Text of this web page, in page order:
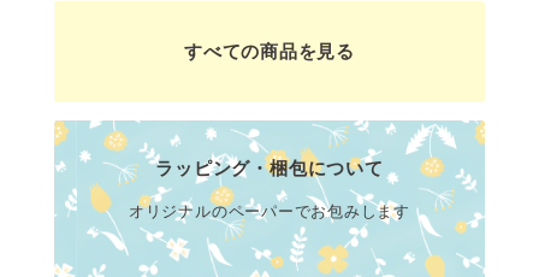
すべての商品を見る
ラッピング・梱包について
オリジナルのペーパーでお包みします